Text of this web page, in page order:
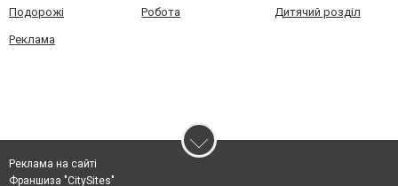
Подорожі Робота Дитячий розділ
Реклама
Реклама на сайті
Франшиза "CitySites"